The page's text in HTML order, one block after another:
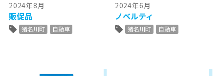
2024年8月
販促品
猪名川町 自動車
2024年6月
ノベルティ
猪名川町 自動車